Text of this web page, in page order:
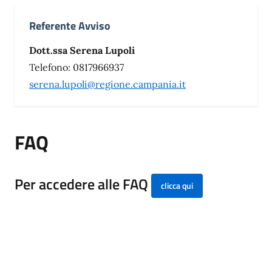
Referente Avviso
Dott.ssa Serena Lupoli
Telefono: 0817966937
serena.lupoli@regione.campania.it
FAQ
Per accedere alle FAQ clicca qui